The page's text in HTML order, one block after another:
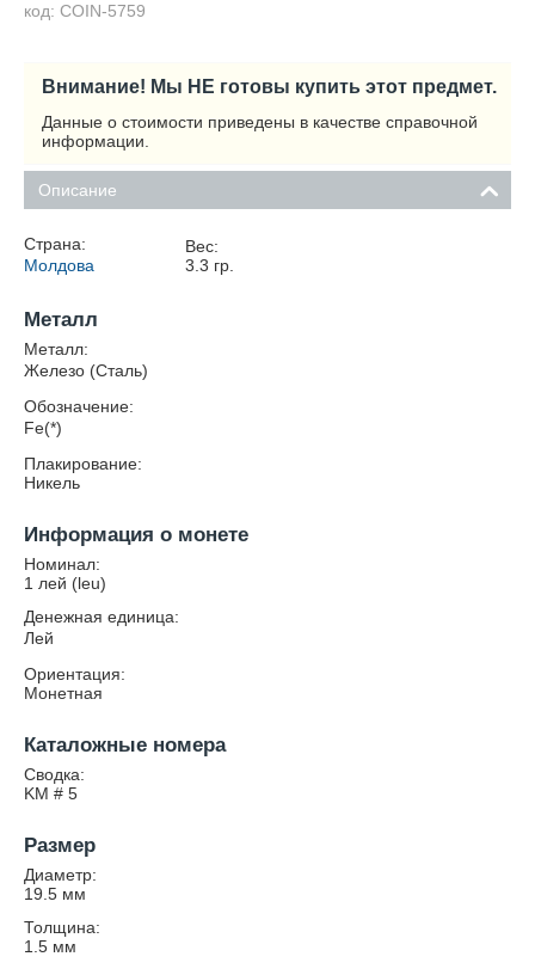
код: COIN-5759
Внимание! Мы НЕ готовы купить этот предмет.
Данные о стоимости приведены в качестве справочной
информации.
Описание
Страна:
Молдова
Вес:
3.3 гр.
Металл
Металл:
Железо (Сталь)
Обозначение:
Fe(*)
Плакирование:
Никель
Информация о монете
Номинал:
1 лей (leu)
Денежная единица:
Лей
Ориентация:
Монетная
Каталожные номера
Сводка:
KM # 5
Размер
Диаметр:
19.5 мм
Толщина:
1.5 мм